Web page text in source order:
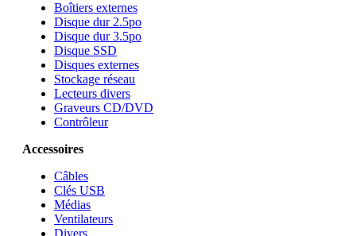
Boîtiers externes
Disque dur 2.5po
Disque dur 3.5po
Disque SSD
Disques externes
Stockage réseau
Lecteurs divers
Graveurs CD/DVD
Contrôleur
Accessoires
Câbles
Clés USB
Médias
Ventilateurs
Divers